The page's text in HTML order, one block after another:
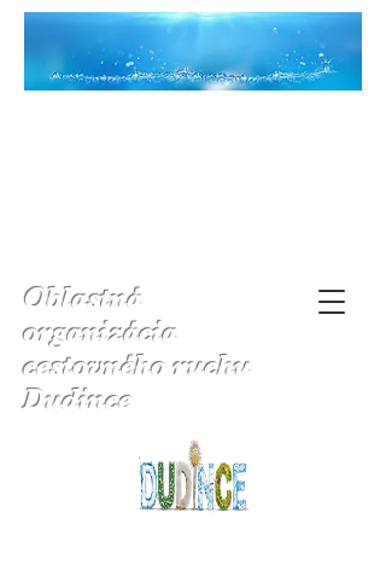
Oblastná
organizácia
cestovného ruchu
Dudince